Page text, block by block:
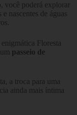
você poderá explorar
nascentes de águas
Floresta
passeio de
a troca para uma
ainda mais íntima